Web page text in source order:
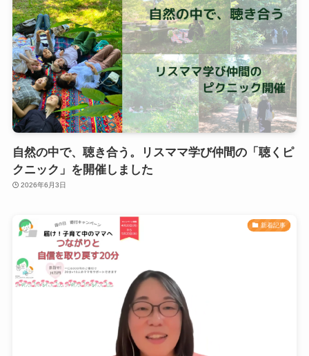
自然の中で、聴き合う。リスママ学び仲間の「聴くピ
クニック」を開催しました
2026年6月3日
新着記事